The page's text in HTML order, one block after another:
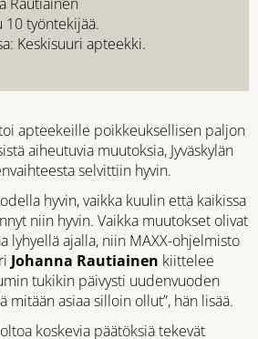
10 työntekijää.
Keskisuuri apteekki.
apteekeille poikkeuksellisen paljon
aiheutuvia muutoksia, Jyväskylän
selvittiin hyvin.
hyvin, vaikka kuulin että kaikissa
niin hyvin. Vaikka muutokset olivat
lyhyellä ajalla, niin MAXX-ohjelmisto
Johanna Rautiainen kiittelee
tukikin päivysti uudenvuoden
mitään asiaa silloin ollut”, hän lisää.
koskevia päätöksiä tekevät